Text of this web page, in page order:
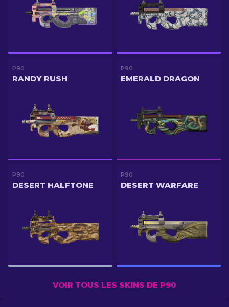
P90
RANDY RUSH
P90
EMERALD DRAGON
P90
DESERT HALFTONE
P90
DESERT WARFARE
VOIR TOUS LES SKINS DE P90